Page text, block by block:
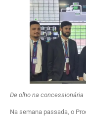
De olho na concessionária
Na semana passada, o